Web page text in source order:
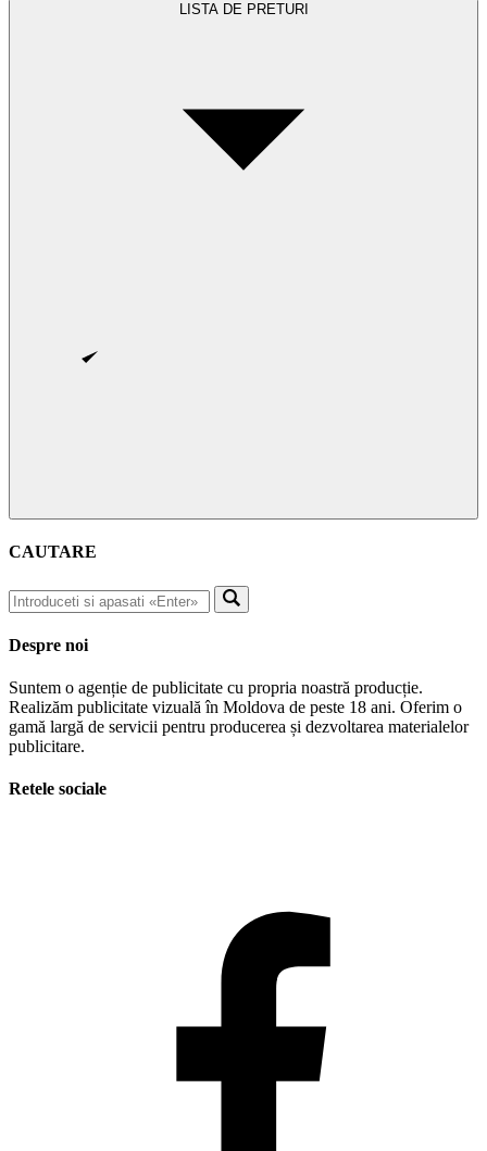
LISTA DE PRETURI
CAUTARE
Despre noi
Suntem o agenție de publicitate cu propria noastră producție.
Realizăm publicitate vizuală în Moldova de peste 18 ani. Oferim o
gamă largă de servicii pentru producerea și dezvoltarea materialelor
publicitare.
Retele sociale